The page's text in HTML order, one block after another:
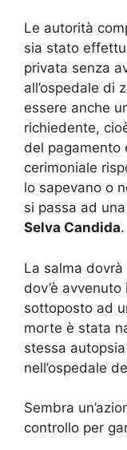
Le autorità
sia stato
privata senza
all’ospedale di
essere anche
richiedente,
del pagamento
cerimoniale
lo sapevano o
si passa ad
Selva Candida.
La salma
dov’è
sottoposto ad
morte è stata
stessa
nell’ospedale
Sembra
controllo per